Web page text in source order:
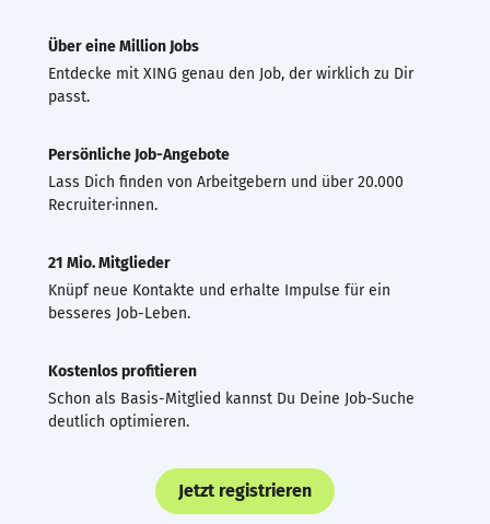
Über eine Million Jobs
Entdecke mit XING genau den Job, der wirklich zu Dir
passt.
Persönliche Job-Angebote
Lass Dich finden von Arbeitgebern und über 20.000
Recruiter·innen.
21 Mio. Mitglieder
Knüpf neue Kontakte und erhalte Impulse für ein
besseres Job-Leben.
Kostenlos profitieren
Schon als Basis-Mitglied kannst Du Deine Job-Suche
deutlich optimieren.
Jetzt registrieren